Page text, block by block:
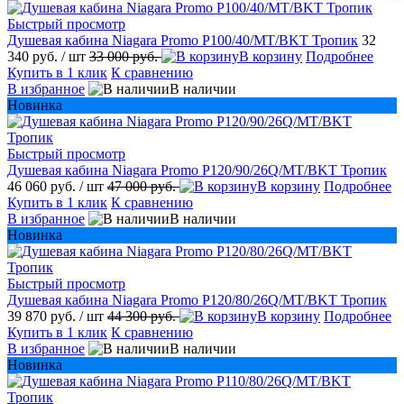
Быстрый просмотр
Душевая кабина Niagara Promo P100/40/MT/BKT Тропик 32
340 руб. / шт 33 000 руб. В корзину Подробнее
Купить в 1 клик К сравнению
В избранное
В наличии
Новинка
Быстрый просмотр
Душевая кабина Niagara Promo P120/90/26Q/MT/BKT Тропик
46 060 руб. / шт 47 000 руб. В корзину Подробнее
Купить в 1 клик К сравнению
В избранное
В наличии
Новинка
Быстрый просмотр
Душевая кабина Niagara Promo P120/80/26Q/MT/BKT Тропик
39 870 руб. / шт 44 300 руб. В корзину Подробнее
Купить в 1 клик К сравнению
В избранное
В наличии
Новинка